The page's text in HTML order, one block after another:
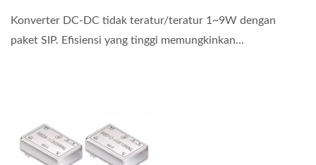
Konverter DC-DC tidak teratur/teratur 1~9W dengan
paket SIP. Efisiensi yang tinggi memungkinkan...